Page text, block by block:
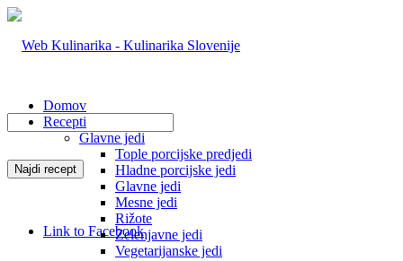
Link to Facebook
Domov
Recepti
Glavne jedi
Tople porcijske predjedi
Hladne porcijske jedi
Glavne jedi
Mesne jedi
Rižote
Zelenjavne jedi
Vegetarijanske jedi